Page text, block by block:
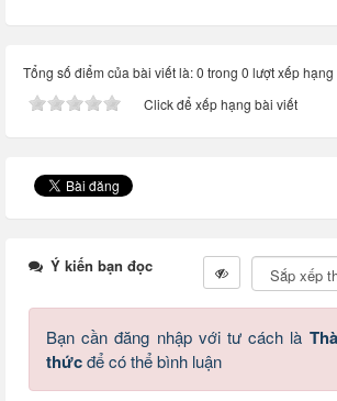
Tổng số điểm của bài viết là: 0 trong 0 lượt xếp hạng
Click để xếp hạng bài viết
Ý kiến bạn đọc
Bạn cần đăng nhập với tư cách là
thứcđể có thể bình luận